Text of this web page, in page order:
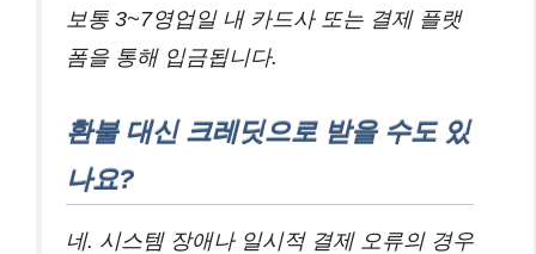
보통 3~7영업일 내 카드사 또는 결제 플랫
폼을 통해 입금됩니다.
환불 대신 크레딧으로 받을 수도 있
나요?
네. 시스템 장애나 일시적 결제 오류의 경우